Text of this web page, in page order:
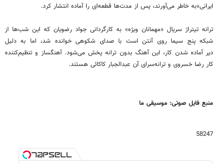
ایرانی»به خاطر می‌آورند، پس از مدت‌ها قطعه‌ای را آماده انتشار کرد.
ترانه تیتراژ سریال «مهمانان ویژه» به کارگردانی جواد رضویان که این شب‌ها از
شبکه پنج سیما روی آنتن است با صدای شکوهی خوانده شد، اما به دلیل
دیر آماده شدن کار، این آهنگ بدون ترانه پخش می‌شود. آهنگساز و تنظیم‌کننده
کار رضا خسروی و ترانه‌سرای آن عبدالجبار کاکائی هستند.
منبع فایل صوتی: موسیقی ما
58247